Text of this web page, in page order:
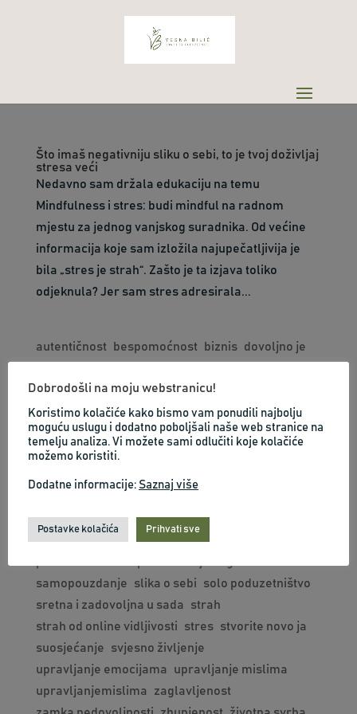
Što imaš negativniju sliku o sebi, to je tvoj doživljaj
stresa veći
Nedavno sam držala edukaciju na temu
Mindfulness i stres: budi mindful na radnom
mjestu za jednog vanjskog suradnika. Od većine
informacija koje sam izložila najupečatljivija je
bila „stres je strah“. Zašto je ta izjava toliko
odjeknula? Jer sam stres adresirala...
autentičnost bespomoćnost biznis dovoljno je
emocionalni kod
ja sam dovoljna
ljubav prema sebi mentalni trening mindfulness
mindset motivacija negativna slika o sebi
neuspjeh odnosi
osobni razvoj percepcija podržavajući mindset
poduzetnički mindset Poduzetništvo
samopouzdanje
slika o sebi
solo poduzetništvo
sretna i zadovoljna u sada
strah
strah od online vidljivosti
stres stvorite novo ja
suosjećanje
svjesno življenje
upravljanje emocijama
upravljanje mislima
upravljanjemislima
zaglavljenost
Dobrodošli na moju webstranicu!
Koristimo kolačiće kako bismo vam ponudili najbolju
moguću uslugu i dodatno poboljšali naše web stranice na
temelju analiza. Vi možete sami odlučiti koje kolačiće
možemo koristiti.
Dodatne informacije: Saznaj više
Postavke kolačića Prihvati sve